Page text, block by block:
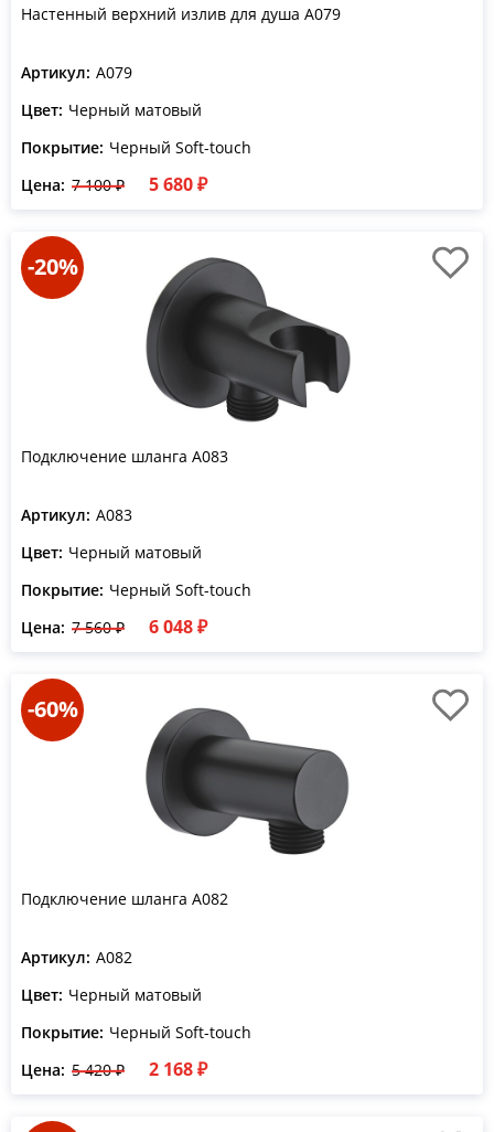
Настенный верхний излив для душа A079
Артикул: A079
Цвет: Черный матовый
Покрытие: Черный Soft-touch
Цена: 7 100 ₽ 5 680 ₽
-20%
Подключение шланга A083
Артикул: A083
Цвет: Черный матовый
Покрытие: Черный Soft-touch
Цена: 7 560 ₽ 6 048 ₽
-60%
Подключение шланга A082
Артикул: A082
Цвет: Черный матовый
Покрытие: Черный Soft-touch
Цена: 5 420 ₽ 2 168 ₽